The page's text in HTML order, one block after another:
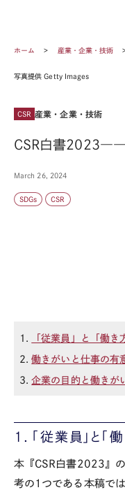
ホーム 産業・企業・技術
写真提供 Getty Images
CSR 産業・企業・技術
CSR白書2023――
March 26, 2024
SDGs CSR
1. 「従業員」と「働
2.働きがいと仕事の有
3.企業の目的と働きが
1．「従業員」と「
本『CSR白書2023』
考の1つである本稿で